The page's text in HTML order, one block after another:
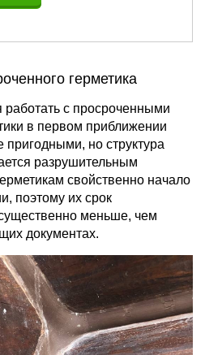
герметика
работать с просроченными
в первом приближении
пригодными, но структура
разрушительным
свойственно начало
поэтому их срок
меньше, чем
документах.